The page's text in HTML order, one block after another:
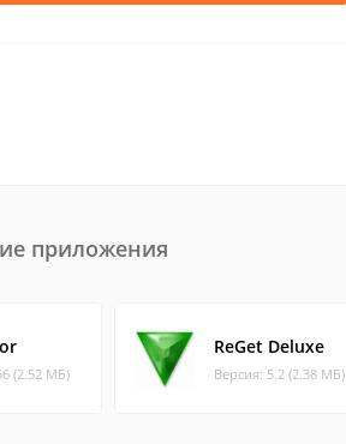
приложения
(2.52 МБ)
ReGet Deluxe
Версия: 5.2 (2.38 МБ)